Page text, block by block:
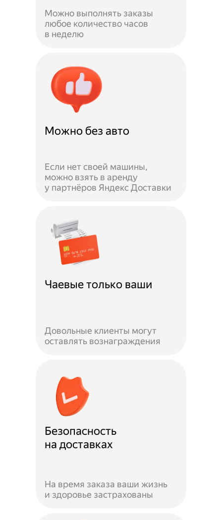
Можно выполнять заказы
любое количество часов
в неделю
Можно без авто
Если нет своей машины,
можно взять в аренду
у партнёров Яндекс Доставки
Чаевые только ваши
Довольные клиенты могут
оставлять вознаграждения
Безопасность
на доставках
На время заказа ваши жизнь
и здоровье застрахованы